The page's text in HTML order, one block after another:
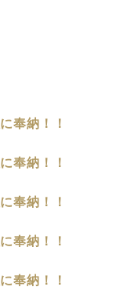
に奉納！！
に奉納！！
に奉納！！
に奉納！！
に奉納！！